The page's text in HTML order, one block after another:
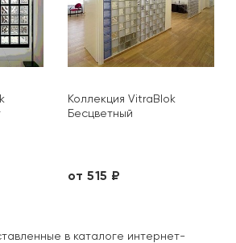
Коллекция VitraBlok
Бесцветный
от 515 ₽
в каталоге интернет-